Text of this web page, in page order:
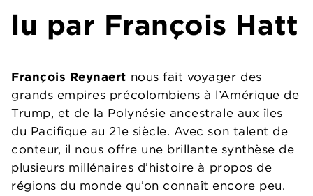
lu par François Hatt
François Reynaert nous fait voyager des
grands empires précolombiens à l’Amérique de
Trump, et de la Polynésie ancestrale aux îles
du Pacifique au 21e siècle. Avec son talent de
conteur, il nous offre une brillante synthèse de
plusieurs millénaires d’histoire à propos de
régions du monde qu’on connaît encore peu.